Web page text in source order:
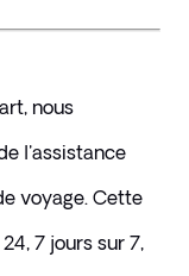
nous
l'assistance
voyage. Cette
7 jours sur 7,